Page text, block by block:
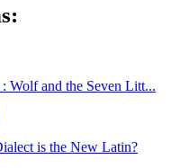
Wolf and the Seven Litt...
is the New Latin?